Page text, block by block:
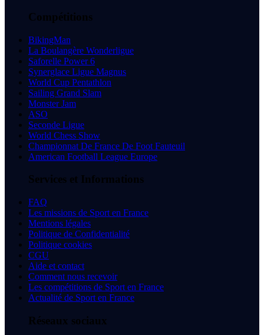
Compétitions
BikingMan
La Boulangère Wonderligue
Saforelle Power 6
Synerglace Ligue Magnus
World Cup Pentathlon
Sailing Grand Slam
Monster Jam
ASO
Seconde Ligue
World Chess Show
Championnat De France De Foot Fauteuil
American Football League Europe
Services et Informations
FAQ
Les missions de Sport en France
Mentions légales
Politique de Confidentialité
Politique cookies
CGU
Aide et contact
Comment nous recevoir
Les compétitions de Sport en France
Actualité de Sport en France
Réseaux sociaux